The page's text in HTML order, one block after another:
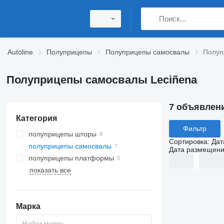
Autoline Полуприцепы Полуприцепы самосвалы
Полуприцепы самосвалы Leciñena
Категория
полуприцепы шторы
полуприцепы самосвалы
полуприцепы платформы
показать все
Марка
7
Фильтр
Сортировка:
Дата